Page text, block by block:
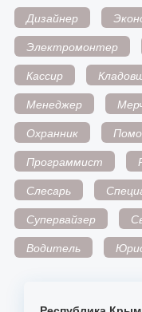
Дизайнер
Электромонтер
Кассир
Менеджер
Охранник
Программист
Слесарь
Супервайзер
Водитель